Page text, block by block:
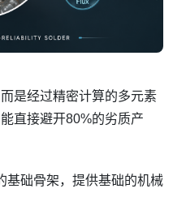
是经过精密计算的多元素
直接避开80%的劣质产
基础骨架，提供基础的机械